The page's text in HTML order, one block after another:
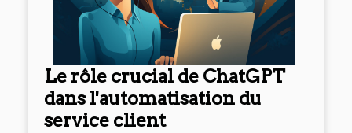
Le rôle crucial de ChatGPT
dans l'automatisation du
service client